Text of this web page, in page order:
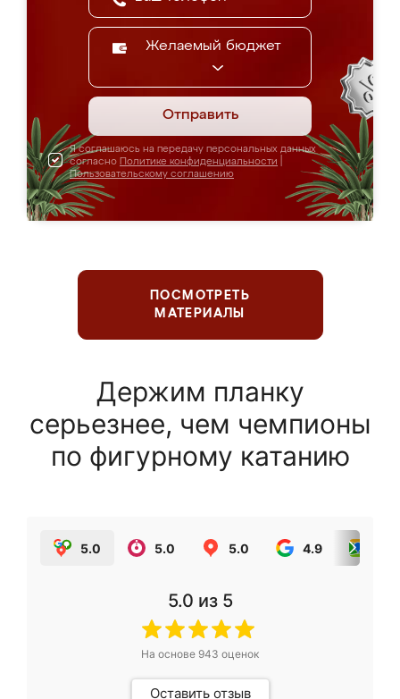
Желаемый бюджет
Отправить
Я соглашаюсь на передачу персональных данных
согласно Политике конфиденциальности
Пользовательскому соглашению
ПОСМОТРЕТЬ
МАТЕРИАЛЫ
Держим планку
серьезнее, чем чемпионы
по фигурному катанию
5.0 5.0 5.0 4.9
5.0 из 5
На основе 943 оценок
Оставить отзыв